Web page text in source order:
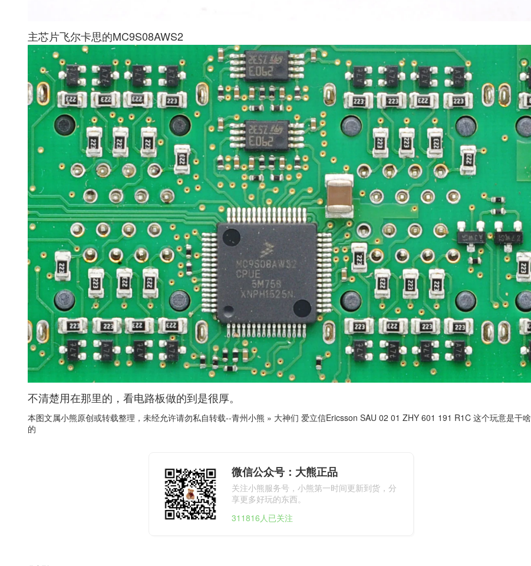
主芯片飞尔卡思的MC9S08AWS2
不清楚用在那里的，看电路板做的到是很厚。
本图文属小熊原创或转载整理，未经允许请勿私自转载--青州小熊 » 大神们 爱立信Ericsson SAU 02 01 ZHY 601 191 R1C 这个玩意是干啥
的
微信公众号：大熊正品
关注小熊服务号，小熊第一时间更新到货，分
享更多好玩的东西。
311816人已关注